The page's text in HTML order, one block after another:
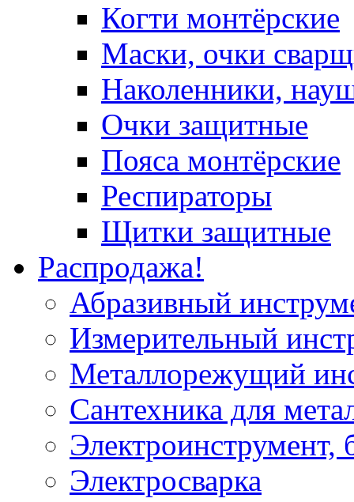
Когти монтёрские
Маски, очки
Наколенники,
Очки защитные
Пояса монтёрские
Респираторы
Щитки защитные
Распродажа!
Абразивный
Измерительный
Металлорежущий
Сантехника для
Электроинструмент,
Электросварка